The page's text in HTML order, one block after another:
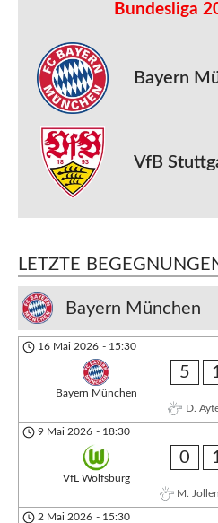
Bundesliga
Bayern
VfB
LETZTE
Bayern München
16 Mai 2026 - 15:30
Bayern München
5
D.
9 Mai 2026 - 18:30
VfL Wolfsburg
0
M.
2 Mai 2026 - 15:30